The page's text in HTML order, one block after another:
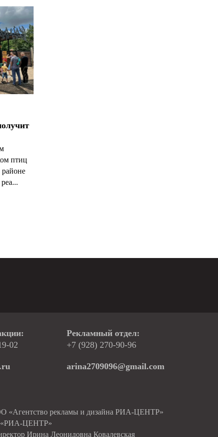
птиц
02
Рекламный отдел:
+7 (928) 270-90-96
arina2709096@gmail.com
«Агентство рекламы и дизайна РИА-ЦЕНТР»
«РИА-ЦЕНТР»
Ирина Леонидовна Ковалевская